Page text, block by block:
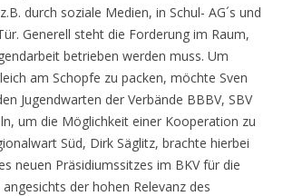
durch soziale Medien, in Schul- AG´s und
Generell steht die Forderung im Raum,
betrieben werden muss. Um
am Schopfe zu packen, möchte Sven
Jugendwarten der Verbände BBBV, SBV
um die Möglichkeit einer Kooperation zu
Süd, Dirk Säglitz, brachte hierbei
neuen Präsidiumssitzes im BKV für die
der hohen Relevanz des